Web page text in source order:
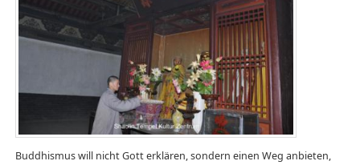
Buddhismus will nicht Gott erklären, sondern einen Weg anbieten,